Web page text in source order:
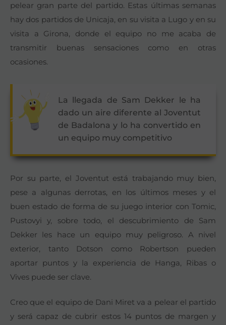
pelear gran parte del partido. Estas últimas semanas
hay dos partidos de Unicaja, en su visita a Lugo y en su
visita a Girona, donde el equipo no me acaba de
transmitir buenas sensaciones como en otras
ocasiones.
La llegada de Sam Dekker le ha
dado un aire diferente al Joventut
de Badalona y lo ha convertido en
un equipo muy competitivo
Por su parte, el Joventut está trabajando muy bien,
pese a algunas derrotas, en los últimos meses y el
buen estado de forma de su juego interior con Tomic,
Pustovyi y, sobre todo, el descubrimiento de Sam
Dekker les hace un equipo muy peligroso. A nivel
exterior, tanto Dotson como Robertson pueden
aportar puntos y la experiencia de Hanga, Ribas o
Vives puede ser clave.
Creo que el equipo de Dani Miret va a pelear el partido
y será capaz de cubrir estos 14 puntos de margen y